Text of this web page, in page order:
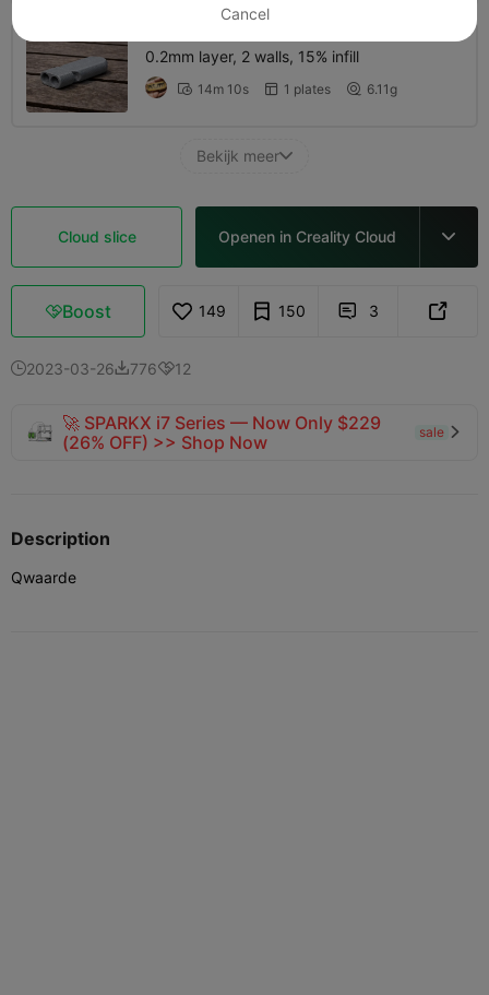
0.2mm layer, 2 walls, 15% infill
 14m 10s  1 plates  6.11g
Bekijk meer
Cloud slice Openen in Creality Cloud 
Boost 149 150  3 
2023-03-2677612
🚀 SPARKX i7 Series — Now Only $229
(26% OFF) >> Shop Now
sale 
Description
Qwaarde
Cancel